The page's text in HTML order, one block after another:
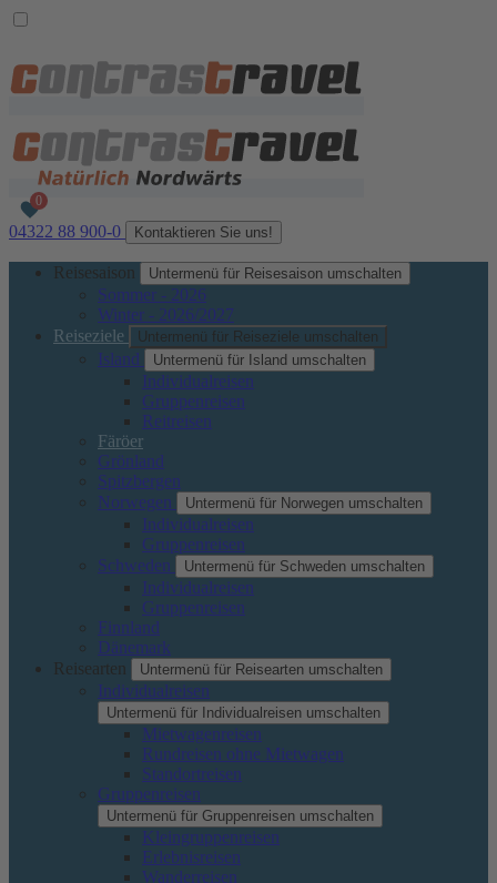
04322 88 900-0 Kontaktieren Sie uns!
Reisesaison Untermenü für Reisesaison umschalten
Sommer - 2026
Winter - 2026/2027
Reiseziele
Untermenü für Reiseziele umschalten
Island Untermenü für Island umschalten
Individualreisen
Gruppenreisen
Reitreisen
Färöer
Grönland
Spitzbergen
Norwegen
Untermenü für Norwegen umschalten
Individualreisen
Gruppenreisen
Schweden
Untermenü für Schweden umschalten
Individualreisen
Gruppenreisen
Finnland
Dänemark
Reisearten
Untermenü für Reisearten umschalten
Individualreisen
Untermenü für Individualreisen umschalten
Mietwagenreisen
Rundreisen ohne Mietwagen
Standortreisen
Gruppenreisen
Untermenü für Gruppenreisen umschalten
Kleingruppenreisen
Erlebnisreisen
Wanderreisen